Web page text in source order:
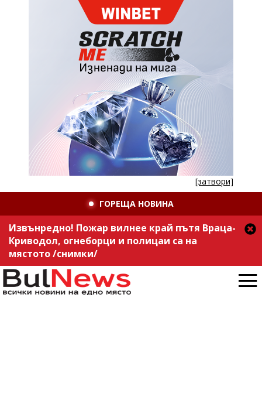
[затвори]
ГОРЕЩА НОВИНА
Извънредно! Пожар вилнее край пътя Враца-
Криводол, огнеборци и полицаи са на
мястото /снимки/